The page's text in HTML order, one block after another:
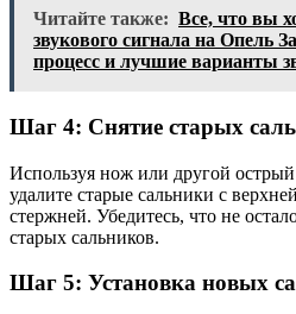
Читайте также: Все, что вы
звукового сигнала на Опель
процесс и лучшие варианты
Шаг 4: Снятие старых
Используя нож или другой
удалите старые сальники с
стержней. Убедитесь, что не
старых сальников.
Шаг 5: Установка новых